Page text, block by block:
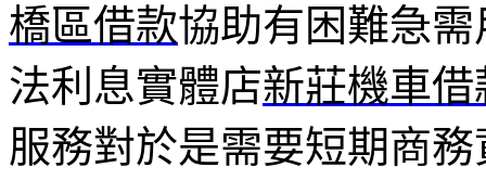
橋區借款協助有困難急
法利息實體店新莊機車借
服務對於是需要短期商